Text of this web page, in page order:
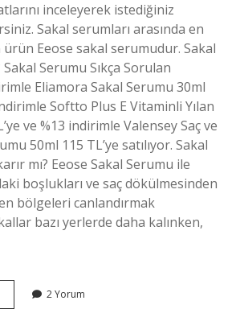
inceleyerek istediğiniz
Sakal serumları arasında en
Eeose sakal serumudur. Sakal
Serumu Sıkça Sorulan
Eliamora Sakal Serumu 30ml
Softto Plus E Vitaminli Yılan
ve %13 indirimle Valensey Saç ve
50ml 115 TL’ye satılıyor. Sakal
mı? Eeose Sakal Serumu ile
boşlukları ve saç dökülmesinden
bölgeleri canlandırmak
bazı yerlerde daha kalınken,
2 Yorum